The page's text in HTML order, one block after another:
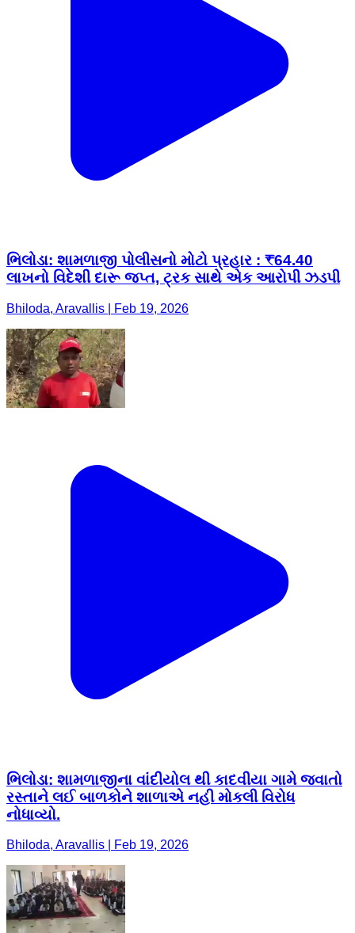
ભિલોડા: શામળાજી પોલીસનો મોટો પ્રહાર : ₹64.40
લાખનો વિદેશી દારૂ જપ્ત, ટ્રક સાથે એક આરોપી ઝડપી
Bhiloda, Aravallis | Feb 19, 2026
ભિલોડા: શામળાજીના વાંદીયોલ થી કાદવીયા ગામે જવાતો
રસ્તાને લઈ બાળકોને શાળાએ નહી મોકલી વિરોધ
નોધાવ્યો.
Bhiloda, Aravallis | Feb 19, 2026